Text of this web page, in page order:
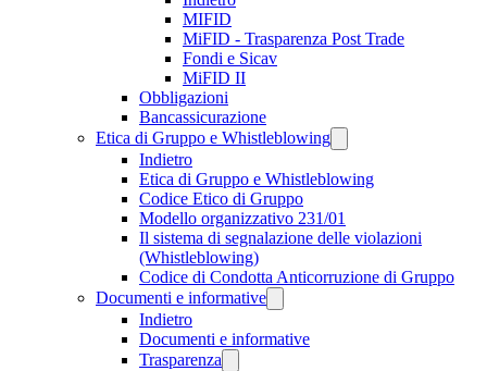
MIFID
MiFID - Trasparenza Post Trade
Fondi e Sicav
MiFID II
Obbligazioni
Bancassicurazione
Etica di Gruppo e Whistleblowing
Indietro
Etica di Gruppo e Whistleblowing
Codice Etico di Gruppo
Modello organizzativo 231/01
Il sistema di segnalazione delle violazioni
(Whistleblowing)
Codice di Condotta Anticorruzione di Gruppo
Documenti e informative
Indietro
Documenti e informative
Trasparenza